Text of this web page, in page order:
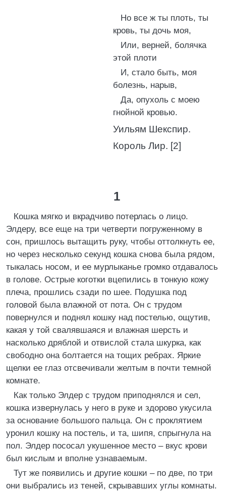
Но все ж ты плоть, ты
кровь, ты дочь моя,
Или, верней, болячка
этой плоти
И, стало быть, моя
болезнь, нарыв,
Да, опухоль с моею
гнойной кровью.
Уильям Шекспир.
Король Лир. [2]
1
Кошка мягко и вкрадчиво потерлась о лицо.
Элдеру, все еще на три четверти погруженному в
сон, пришлось вытащить руку, чтобы оттолкнуть ее,
но через несколько секунд кошка снова была рядом,
тыкалась носом, и ее мурлыканье громко отдавалось
в голове. Острые коготки вцепились в тонкую кожу
плеча, прошлись сзади по шее. Подушка под
головой была влажной от пота. Он с трудом
повернулся и поднял кошку над постелью, ощутив,
какая у той свалявшаяся и влажная шерсть и
насколько дряблой и отвислой стала шкурка, как
свободно она болтается на тощих ребрах. Яркие
щелки ее глаз отсвечивали желтым в почти темной
комнате.
Как только Элдер с трудом приподнялся и сел,
кошка извернулась у него в руке и здорово укусила
за основание большого пальца. Он с проклятием
уронил кошку на постель, и та, шипя, спрыгнула на
пол. Элдер пососал укушенное место – вкус крови
был кислым и вполне узнаваемым.
Тут же появились и другие кошки – по две, по три
они выбрались из теней, скрывавших углы комнаты.